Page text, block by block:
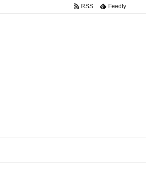
RSS Feedly